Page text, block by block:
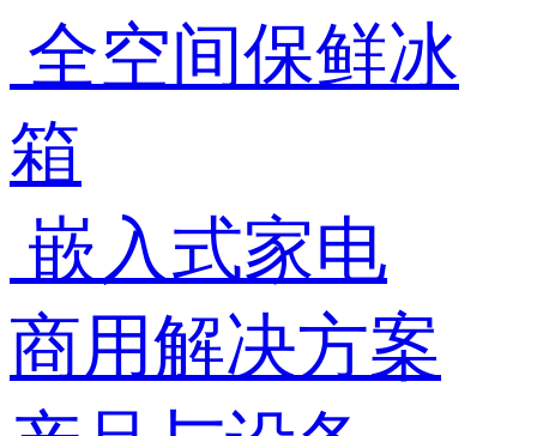
全空间保鲜冰
箱
嵌入式家电
商用解决方案